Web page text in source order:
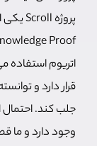
پروژه Scroll یکی از پروژه‌های
اتریوم استفاده
قرار دارد و
جلب کند. احتمال
وجود دارد و ما